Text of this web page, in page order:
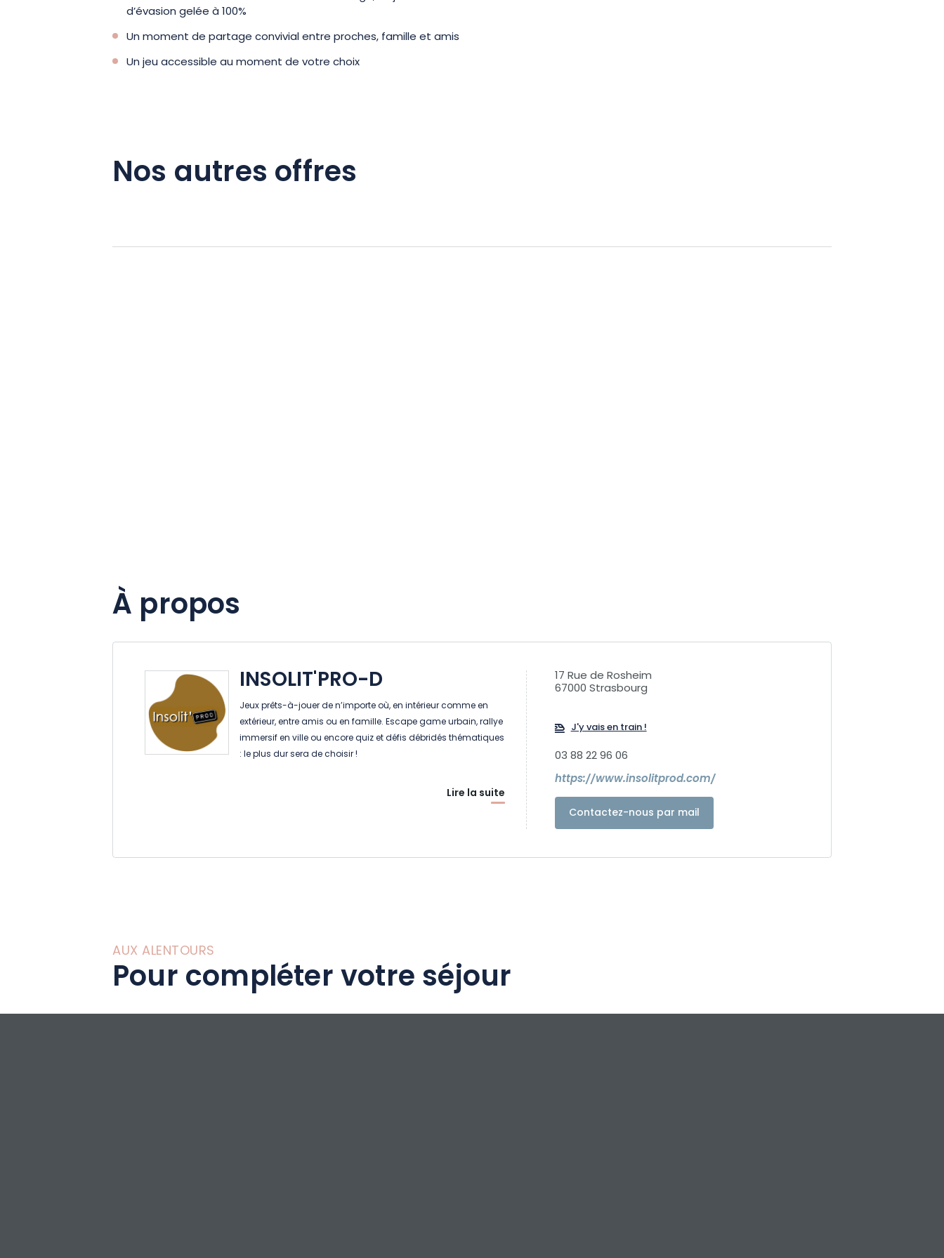
d’évasion gelée à 100%
Un moment de partage convivial entre proches, famille et amis
Un jeu accessible au moment de votre choix
Nos autres offres
À propos
INSOLIT'PRO-D
Jeux prêts-à-jouer de n’importe où, en intérieur comme en
extérieur, entre amis ou en famille. Escape game urbain, rallye
immersif en ville ou encore quiz et défis débridés thématiques
: le plus dur sera de choisir !
Lire la suite
17 Rue de Rosheim
67000 Strasbourg
J'y vais en train !
03 88 22 96 06
https://www.insolitprod.com/
Contactez-nous par mail
AUX ALENTOURS
Pour compléter votre séjour